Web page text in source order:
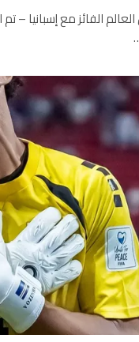
الفائز مع إسبانيا –